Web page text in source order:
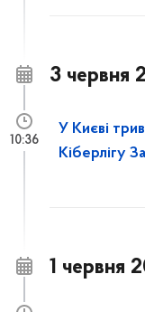
3 червня
У Києві
Кіберлігу
10:36
1 червня